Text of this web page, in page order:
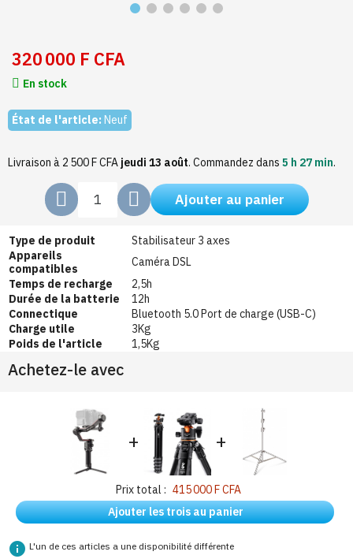
320 000 F CFA
En stock
État de l'article: Neuf
Livraison à 2 500 F CFA jeudi 13 août. Commandez dans 5 h 27 min.
Ajouter au panier
Type de produit
Stabilisateur 3 axes
Appareils
compatibles
Caméra DSL
Temps de recharge
2,5h
Durée de la batterie
12h
Connectique
Bluetooth 5.0 Port de charge (USB-C)
Charge utile
3Kg
Poids de l'article
1,5Kg
Achetez-le avec
+ +
Prix total : 415 000 F CFA
Ajouter les trois au panier
info L'un de ces articles a une disponibilité différente